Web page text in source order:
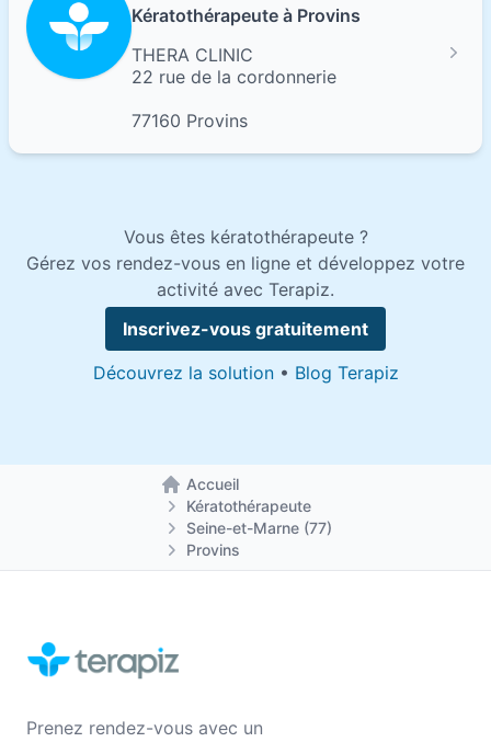
Kératothérapeute à Provins
THERA CLINIC
22 rue de la cordonnerie
77160 Provins
Vous êtes kératothérapeute ?
Gérez vos rendez-vous en ligne et développez votre
activité avec Terapiz.
Inscrivez-vous gratuitement
Découvrez la solution• Blog Terapiz
Accueil
Retour à la page d'accueil
Kératothérapeute
Seine-et-Marne (77)
Provins
Prenez rendez-vous avec un